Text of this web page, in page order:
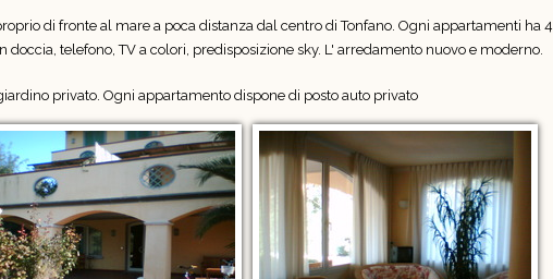
di fronte al mare a poca distanza dal centro di Tonfano. Ogni appartamenti ha 4
telefono, TV a colori, predisposizione sky. L' arredamento nuovo e moderno.
privato. Ogni appartamento dispone di posto auto privato